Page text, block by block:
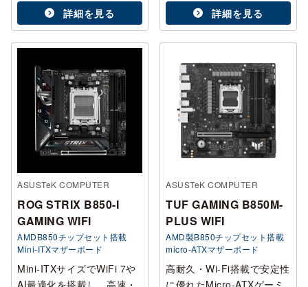
詳細を見る 詳細を見る
ASUSTeK COMPUTER
ROG STRIX B850-I
GAMING WIFI
AMDB850チップセット搭載
Mini-ITXマザーボード
Mini-ITXサイズでWiFi 7や
ASUSTeK COMPUTER
TUF GAMING B850M-
PLUS WIFI
AMD製B850チップセット搭載
micro-ATXマザーボード
高耐久・Wi-Fi搭載で安定性